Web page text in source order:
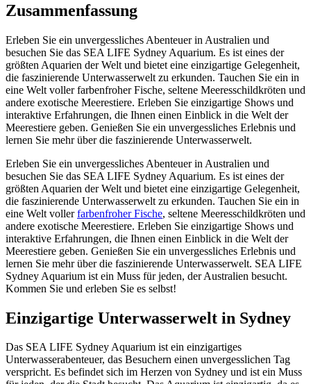
Zusammenfassung
Erleben Sie ein unvergessliches Abenteuer in Australien und
besuchen Sie das SEA LIFE Sydney Aquarium. Es ist eines der
größten Aquarien der Welt und bietet eine einzigartige Gelegenheit,
die faszinierende Unterwasserwelt zu erkunden. Tauchen Sie ein in
eine Welt voller farbenfroher Fische, seltene Meeresschildkröten und
andere exotische Meerestiere. Erleben Sie einzigartige Shows und
interaktive Erfahrungen, die Ihnen einen Einblick in die Welt der
Meerestiere geben. Genießen Sie ein unvergessliches Erlebnis und
lernen Sie mehr über die faszinierende Unterwasserwelt.
Erleben Sie ein unvergessliches Abenteuer in Australien und
besuchen Sie das SEA LIFE Sydney Aquarium. Es ist eines der
größten Aquarien der Welt und bietet eine einzigartige Gelegenheit,
die faszinierende Unterwasserwelt zu erkunden. Tauchen Sie ein in
eine Welt vollerfarbenfroher Fische, seltene Meeresschildkröten und
andere exotische Meerestiere. Erleben Sie einzigartige Shows und
interaktive Erfahrungen, die Ihnen einen Einblick in die Welt der
Meerestiere geben. Genießen Sie ein unvergessliches Erlebnis und
lernen Sie mehr über die faszinierende Unterwasserwelt. SEA LIFE
Sydney Aquarium ist ein Muss für jeden, der Australien besucht.
Kommen Sie und erleben Sie es selbst!
Einzigartige Unterwasserwelt in Sydney
Das SEA LIFE Sydney Aquarium ist ein einzigartiges
Unterwasserabenteuer, das Besuchern einen unvergesslichen Tag
verspricht. Es befindet sich im Herzen von Sydney und ist ein Muss